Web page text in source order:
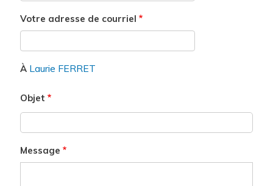
Votre adresse de courriel
À Laurie FERRET
Objet
Message